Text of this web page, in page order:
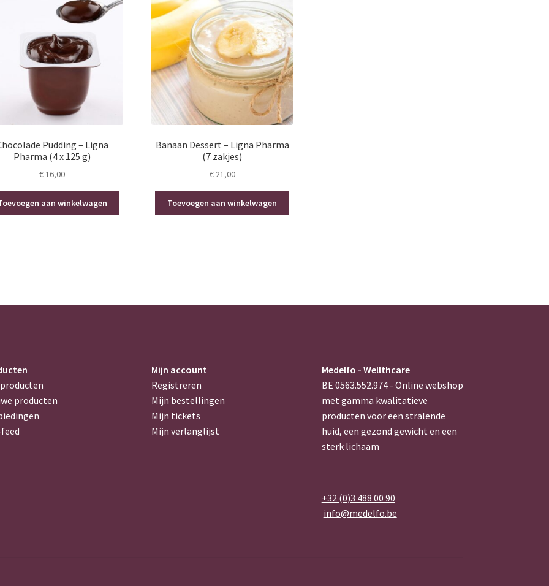
Pudding – Ligna
Pharma (4 x 125 g)
€16,00
aan winkelwagen
Banaan Dessert – Ligna Pharma
(7 zakjes)
€21,00
Toevoegen aan winkelwagen
producten
feed
Mijn account
Registreren
Mijn bestellingen
Mijn tickets
Mijn verlanglijst
Medelfo - Wellthcare
BE 0563.552.974 - Online webshop
met gamma kwalitatieve
producten voor een stralende
huid, een gezond gewicht en een
sterk lichaam
+32 (0)3 488 00 90
info@medelfo.be